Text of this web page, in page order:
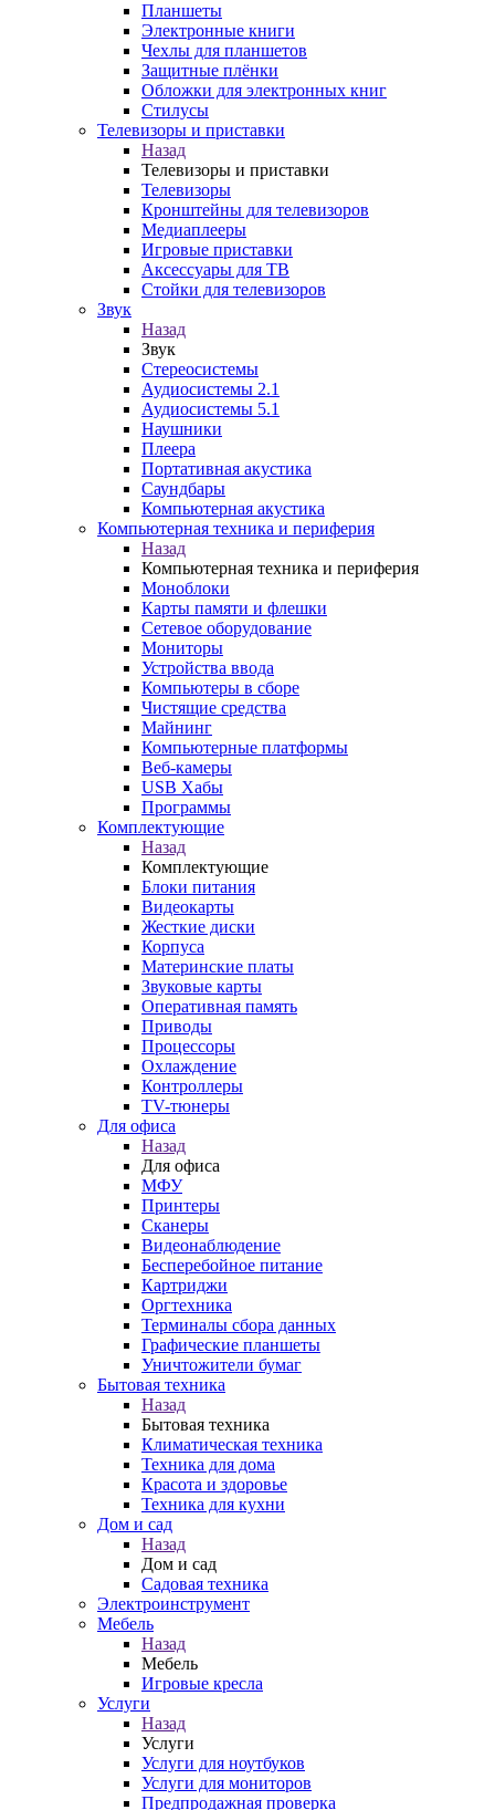
Планшеты
Электронные книги
Чехлы для планшетов
Защитные плёнки
Обложки для электронных книг
Стилусы
Телевизоры и приставки
Назад
Телевизоры и приставки
Телевизоры
Кронштейны для телевизоров
Медиаплееры
Игровые приставки
Аксессуары для ТВ
Стойки для телевизоров
Звук
Назад
Звук
Стереосистемы
Аудиосистемы 2.1
Аудиосистемы 5.1
Наушники
Плеера
Портативная акустика
Саундбары
Компьютерная акустика
Компьютерная техника и периферия
Назад
Компьютерная техника и периферия
Моноблоки
Карты памяти и флешки
Сетевое оборудование
Мониторы
Устройства ввода
Компьютеры в сборе
Чистящие средства
Майнинг
Компьютерные платформы
Веб-камеры
USB Хабы
Программы
Комплектующие
Назад
Комплектующие
Блоки питания
Видеокарты
Жесткие диски
Корпуса
Материнские платы
Звуковые карты
Оперативная память
Приводы
Процессоры
Охлаждение
Контроллеры
TV-тюнеры
Для офиса
Назад
Для офиса
МФУ
Принтеры
Сканеры
Видеонаблюдение
Бесперебойное питание
Картриджи
Оргтехника
Терминалы сбора данных
Графические планшеты
Уничтожители бумаг
Бытовая техника
Назад
Бытовая техника
Климатическая техника
Техника для дома
Красота и здоровье
Техника для кухни
Дом и сад
Назад
Дом и сад
Садовая техника
Электроинструмент
Мебель
Назад
Мебель
Игровые кресла
Услуги
Назад
Услуги
Услуги для ноутбуков
Услуги для мониторов
Предпродажная проверка